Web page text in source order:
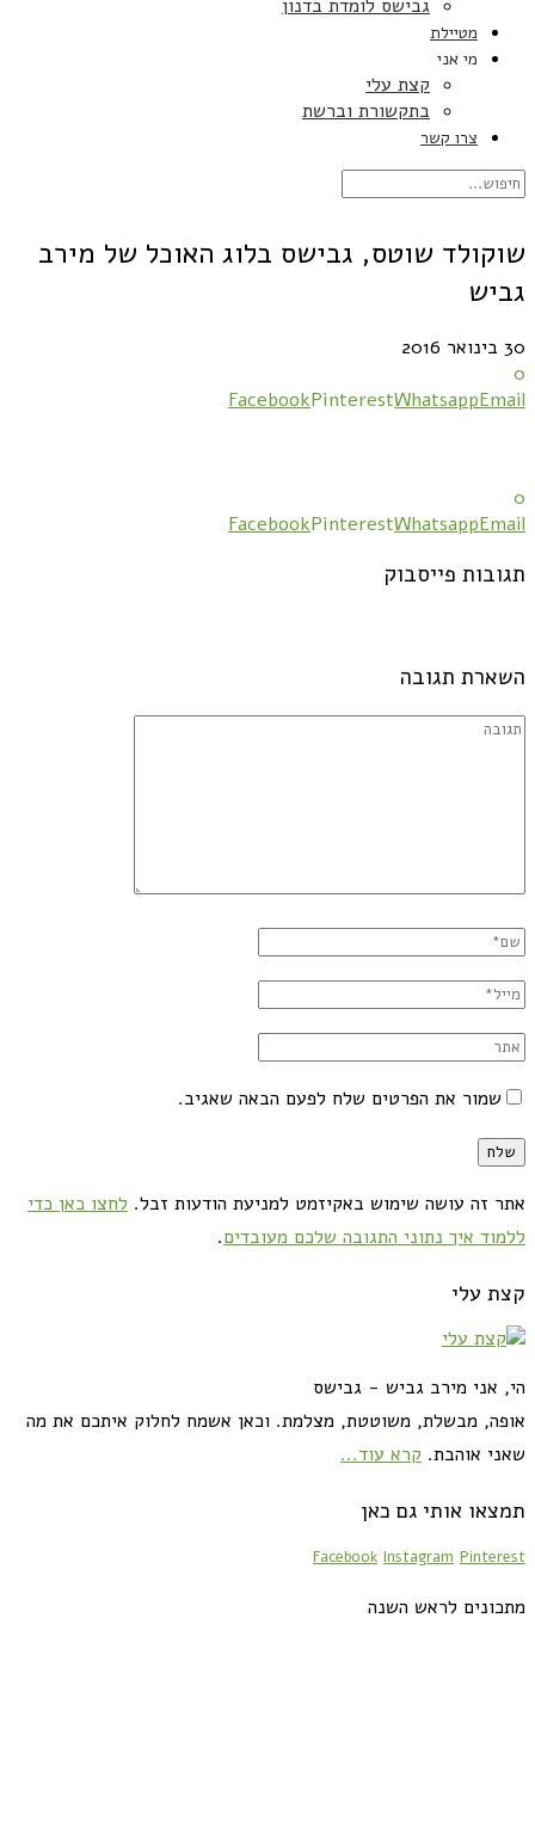
גבישס לומדת בדנון
מטיילת
מי אני
קצת עלי
בתקשורת וברשת
צרו קשר
שוקולד שוטס, גבישס בלוג האוכל של מירב
גביש
30 בינואר 2016
0
FacebookPinterestWhatsappEmail
0
FacebookPinterestWhatsappEmail
תגובות פייסבוק
השארת תגובה
שמור את הפרטים שלח לפעם הבאה שאגיב.
אתר זה עושה שימוש באקיזמט למניעת הודעות זבל. לחצו כאן כדי
ללמוד איך נתוני התגובה שלכם מעובדים.
קצת עלי
הי, אני מירב גביש - גבישס
אופה, מבשלת, משוטטת, מצלמת. וכאן אשמח לחלוק איתכם את מה
שאני אוהבת. קרא עוד...
תמצאו אותי גם כאן
Facebook Instagram Pinterest
מתכונים לראש השנה